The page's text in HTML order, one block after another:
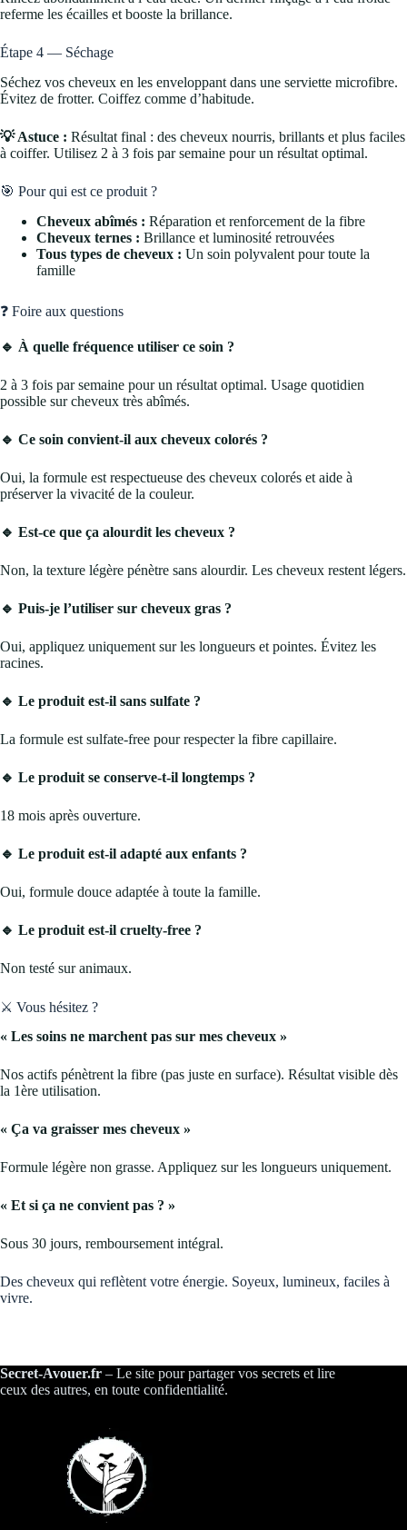
referme les écailles et booste la brillance.
Étape 4 — Séchage
Séchez vos cheveux en les enveloppant dans une serviette microfibre.
Évitez de frotter. Coiffez comme d’habitude.
💡 Astuce : Résultat final : des cheveux nourris, brillants et plus faciles
à coiffer. Utilisez 2 à 3 fois par semaine pour un résultat optimal.
🎯 Pour qui est ce produit ?
Cheveux abîmés : Réparation et renforcement de la fibre
Cheveux ternes : Brillance et luminosité retrouvées
Tous types de cheveux : Un soin polyvalent pour toute la
famille
❓ Foire aux questions
🔹 À quelle fréquence utiliser ce soin ?
2 à 3 fois par semaine pour un résultat optimal. Usage quotidien
possible sur cheveux très abîmés.
🔹 Ce soin convient-il aux cheveux colorés ?
Oui, la formule est respectueuse des cheveux colorés et aide à
préserver la vivacité de la couleur.
🔹 Est-ce que ça alourdit les cheveux ?
Non, la texture légère pénètre sans alourdir. Les cheveux restent légers.
🔹 Puis-je l’utiliser sur cheveux gras ?
Oui, appliquez uniquement sur les longueurs et pointes. Évitez les
racines.
🔹 Le produit est-il sans sulfate ?
La formule est sulfate-free pour respecter la fibre capillaire.
🔹 Le produit se conserve-t-il longtemps ?
18 mois après ouverture.
🔹 Le produit est-il adapté aux enfants ?
Oui, formule douce adaptée à toute la famille.
🔹 Le produit est-il cruelty-free ?
Non testé sur animaux.
⚔️ Vous hésitez ?
« Les soins ne marchent pas sur mes cheveux »
Nos actifs pénètrent la fibre (pas juste en surface). Résultat visible dès
la 1ère utilisation.
« Ça va graisser mes cheveux »
Formule légère non grasse. Appliquez sur les longueurs uniquement.
« Et si ça ne convient pas ? »
Sous 30 jours, remboursement intégral.
Des cheveux qui reflètent votre énergie. Soyeux, lumineux, faciles à
vivre.
Secret-Avouer.fr – Le site pour partager vos secrets et lire
ceux des autres, en toute confidentialité.